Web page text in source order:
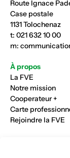
Route Ignace
Case postale
1131 Tolochenaz
t: 021 632 10 00
m:
À propos
La FVE
Notre mission
Cooperateur +
Carte
Rejoindre la FVE